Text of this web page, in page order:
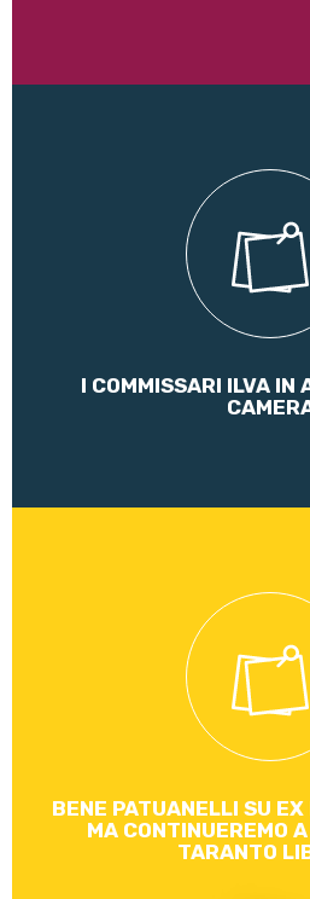
I COMMISSARI ILVA IN
Lascio alla vostra attenzione
Leggi di più
BENE PATUANELLI SU
MA CONTINUEREMO
TARANTO
Accolgo con vivo piacere la
Patuanelli alla domanda sulla
dell’Ilva di
Leggi di